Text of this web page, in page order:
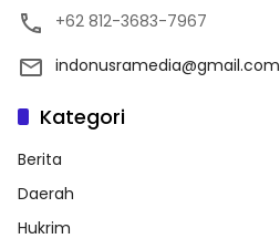
+62 812-3683-7967
indonusramedia@gmail.com
Kategori
Berita
Daerah
Hukrim